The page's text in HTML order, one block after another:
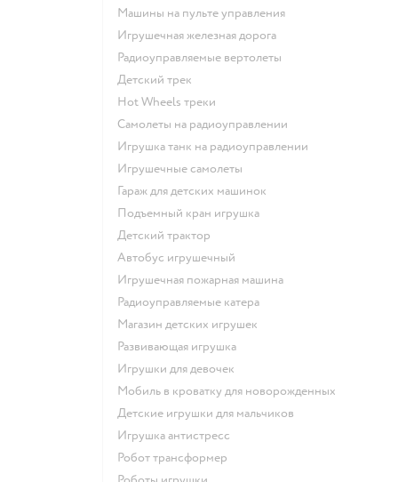
Машины на пульте управления
Игрушечная железная дорога
Радиоуправляемые вертолеты
Детский трек
Hot Wheels треки
Самолеты на радиоуправлении
Игрушка танк на радиоуправлении
Игрушечные самолеты
Гараж для детских машинок
Подъемный кран игрушка
Детский трактор
Автобус игрушечный
Игрушечная пожарная машина
Радиоуправляемые катера
Магазин детских игрушек
Развивающая игрушка
Игрушки для девочек
Мобиль в кроватку для новорожденных
Детские игрушки для мальчиков
Игрушка антистресс
Робот трансформер